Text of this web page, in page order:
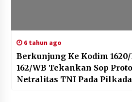
6 tahun ago
Berkunjung Ke Kodim
162/WB Tekankan Sop Protokol Covid-
Netralitas TNI Pada